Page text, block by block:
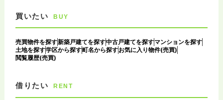
買いたい BUY
売買物件を探す新築戸建てを探す中古戸建てを探すマンションを探す
土地を探す学区から探す町名から探すお気に入り物件(売買)
閲覧履歴(売買)
借りたい RENT